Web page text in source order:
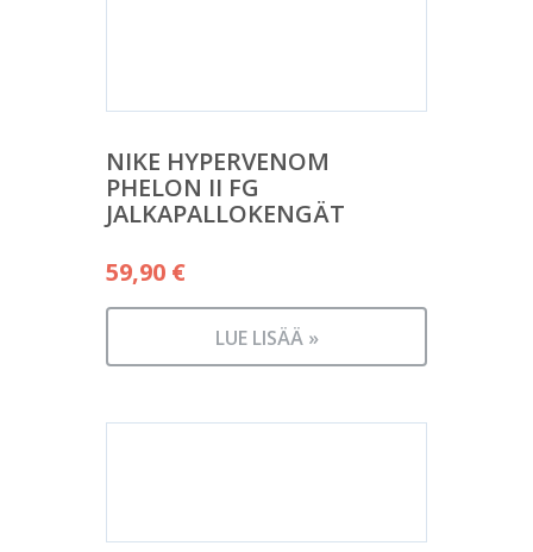
NIKE HYPERVENOM
PHELON II FG
JALKAPALLOKENGÄT
59,90 €
LUE LISÄÄ »